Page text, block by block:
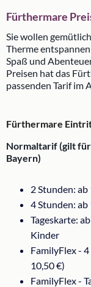
Fürthermare
Sie wollen
Therme
Spaß und
Preisen hat das
passenden Tarif im
Fürthermare
Normaltarif (gilt
Bayern)
2 Stunden:
4 Stunden:
Tageskarte:
Kinder
FamilyFlex -
10,50 €)
FamilyFlex -